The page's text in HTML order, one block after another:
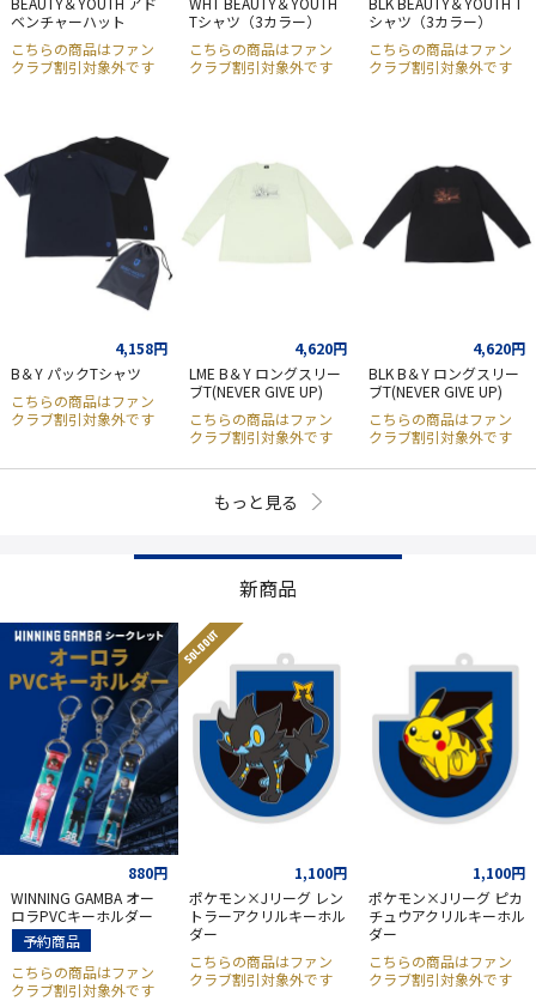
ベンチャーハット
こちらの商品はファン
クラブ割引対象外です
Tシャツ（3カラー）
こちらの商品はファン
クラブ割引対象外です
シャツ（3カラー）
こちらの商品はファン
クラブ割引対象外です
4,158円
B＆Y パックTシャツ
こちらの商品はファン
クラブ割引対象外です
4,620円
LME B＆Y ロングスリー
ブT(NEVER GIVE UP)
こちらの商品はファン
クラブ割引対象外です
4,620円
BLK B＆Y ロングスリー
ブT(NEVER GIVE UP)
こちらの商品はファン
クラブ割引対象外です
もっと見る
新商品
880円
WINNING GAMBA オー
ロラPVCキーホルダー
予約商品
こちらの商品はファン
クラブ割引対象外です
SOLD OUT
1,100円
ポケモン×Jリーグ レン
トラーアクリルキーホル
ダー
こちらの商品はファン
クラブ割引対象外です
1,100円
ポケモン×Jリーグ ピカ
チュウアクリルキーホル
ダー
こちらの商品はファン
クラブ割引対象外です